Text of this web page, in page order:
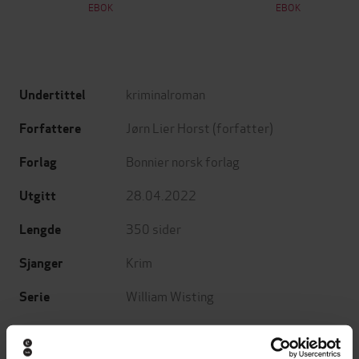
EBOK EBOK
Undertittel kriminalroman
Forfattere Jørn Lier Horst (forfatter)
Forlag Bonnier norsk forlag
Utgitt 28.04.2022
Lengde 350 sider
Sjanger Krim
Serie William Wisting
Nummer i serie 9